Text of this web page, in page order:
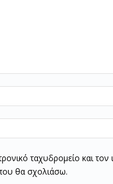
ταχυδρομείο και
θα σχολιάσω.